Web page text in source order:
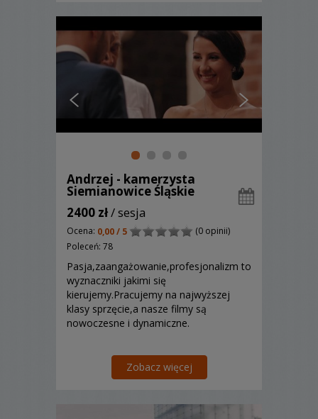
Andrzej - kamerzysta
Siemianowice Śląskie
2400 zł/ sesja
Ocena: 0,00 / 5
(0 opinii)
Poleceń: 78
Pasja,zaangażowanie,profesjonalizm to
wyznaczniki jakimi się
kierujemy.Pracujemy na najwyższej
klasy sprzęcie,a nasze filmy są
nowoczesne i dynamiczne.
Zobacz więcej